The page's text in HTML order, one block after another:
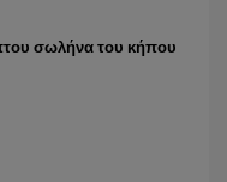
σωλήνα του κήπου